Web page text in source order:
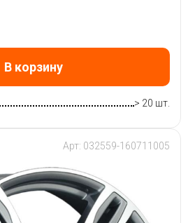
В корзину
> 20 шт.
Арт: 032559-160711005